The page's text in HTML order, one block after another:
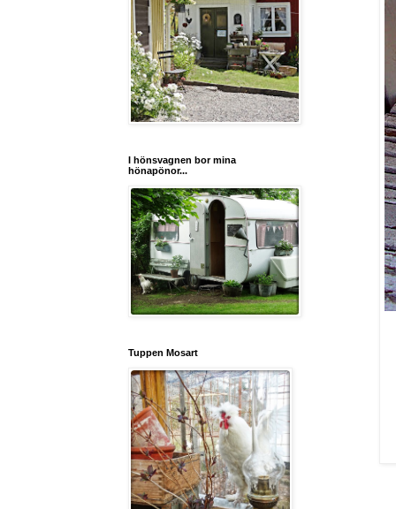
I hönsvagnen bor mina
hönapönor...
Tuppen Mosart